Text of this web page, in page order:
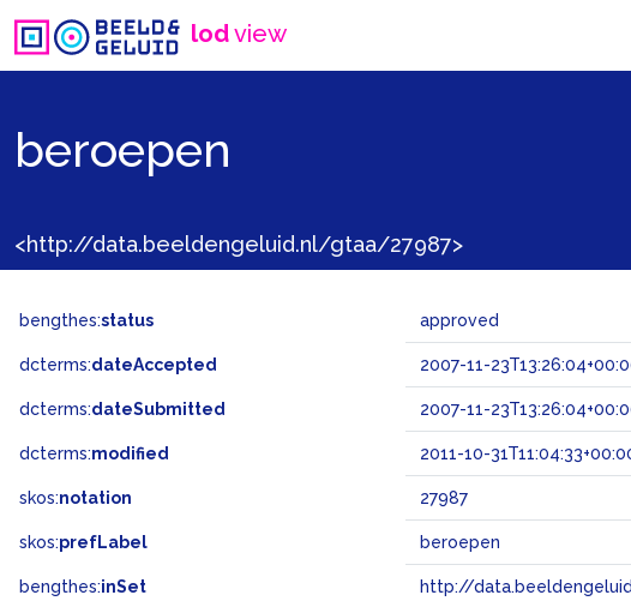
lodview
beroepen
<http://data.beeldengeluid.nl/gtaa/27987>
bengthes:status approved
dcterms:dateAccepted 2007-11-
dcterms:dateSubmitted 2007-11-
dcterms:modified 2011-10-
skos:notation 27987
skos:prefLabel beroepen
bengthes:inSet http://